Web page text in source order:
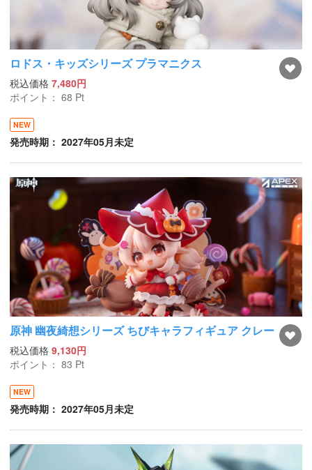
ロドス・キッズシリーズ プラマニクス
税込価格 7,480円
ポイント： 68 Pt
NEW
発売時期： 2027年05月未定
原神 幽夜綺想シリーズ ちびキャラフィギュア クレー
税込価格 9,130円
ポイント： 83 Pt
NEW
発売時期： 2027年05月未定